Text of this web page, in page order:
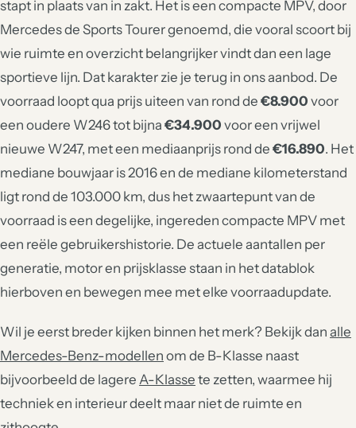
stapt in plaats van in zakt. Het is een compacte MPV, door
Mercedes de Sports Tourer genoemd, die vooral scoort bij
wie ruimte en overzicht belangrijker vindt dan een lage
sportieve lijn. Dat karakter zie je terug in ons aanbod. De
voorraad loopt qua prijs uiteen van rond de €8.900 voor
een oudere W246 tot bijna €34.900 voor een vrijwel
nieuwe W247, met een mediaanprijs rond de €16.890. Het
mediane bouwjaar is 2016 en de mediane kilometerstand
ligt rond de 103.000 km, dus het zwaartepunt van de
voorraad is een degelijke, ingereden compacte MPV met
een reële gebruikershistorie. De actuele aantallen per
generatie, motor en prijsklasse staan in het datablok
hierboven en bewegen mee met elke voorraadupdate.
Wil je eerst breder kijken binnen het merk? Bekijk dan alle
Mercedes-Benz-modellen om de B-Klasse naast
bijvoorbeeld de lagere A-Klasse te zetten, waarmee hij
techniek en interieur deelt maar niet de ruimte en